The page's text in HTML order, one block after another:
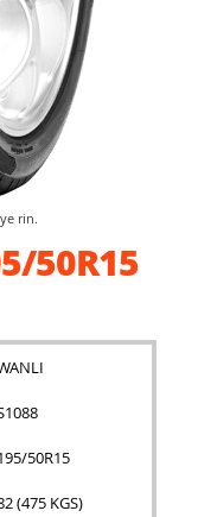
50R15
50R15
(475 KGS)
rin.